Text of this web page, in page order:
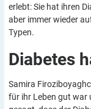
erlebt: Sie hat ihren
aber immer wieder
Typen.
Diabetes
Samira
für ihr Leben gut war